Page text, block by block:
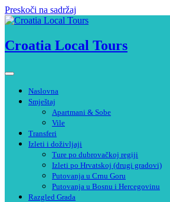
Preskoči na sadržaj
Croatia Local Tours
Naslovna
Smještaj
Apartmani & Sobe
Vile
Transferi
Izleti i doživljaji
Ture po dubrovačkoj regiji
Izleti po Hrvatskoj (drugi gradovi)
Putovanja u Crnu Goru
Putovanja u Bosnu i Hercegovinu
Razgled Grada